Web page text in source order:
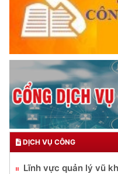
DỊCH VỤ CÔNG
Lĩnh vực quản lý vũ